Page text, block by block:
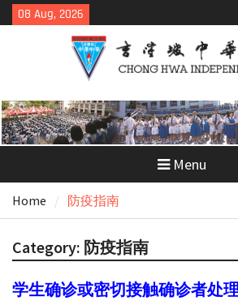
Skip
to
08 Aug, 2026
Menu
Home 防疫指南
Category: 防疫指南
学生确诊或密切接触确诊者处